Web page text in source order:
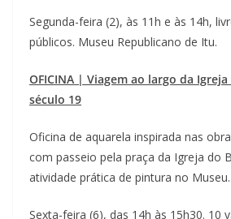
Segunda-feira (2), às 11h e às 14h,
públicos. Museu Republicano de Itu.
OFICINA | Viagem ao largo da Igreja
século 19
Oficina de aquarela inspirada nas
com passeio pela praça da Igreja do
atividade prática de pintura no Museu.
Sexta-feira (6), das 14h às 15h30. 10